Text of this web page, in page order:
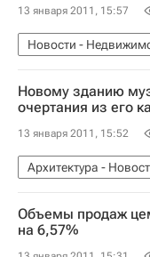
13 января 2011, 15:57
Новости -
Коммерческая
Новому зданию
очертания из его
13 января 2011, 15:52
Архитектура -
Новости -
Объемы продаж
на 6,57%